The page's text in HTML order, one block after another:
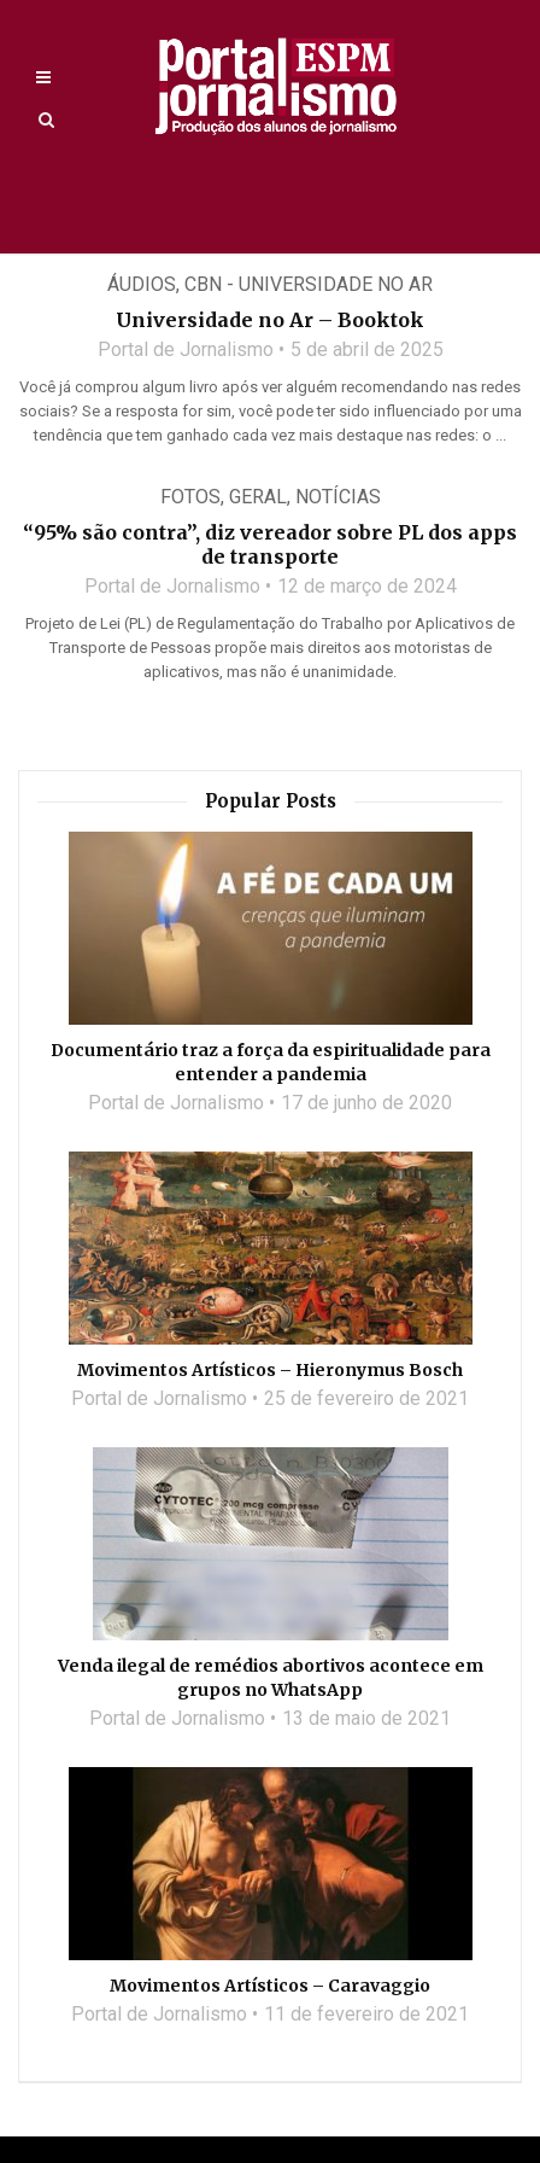
ÁUDIOS, CBN - UNIVERSIDADE NO AR
Universidade no Ar – Booktok
Portal de Jornalismo 5 de abril de 2025
Você já comprou algum livro após ver alguém recomendando nas redes
sociais? Se a resposta for sim, você pode ter sido influenciado por uma
tendência que tem ganhado cada vez mais destaque nas redes: o ...
FOTOS, GERAL, NOTÍCIAS
“95% são contra”, diz vereador sobre PL dos apps
de transporte
Portal de Jornalismo 12 de março de 2024
Projeto de Lei (PL) de Regulamentação do Trabalho por Aplicativos de
Transporte de Pessoas propõe mais direitos aos motoristas de
aplicativos, mas não é unanimidade.
Popular Posts
Documentário traz a força da espiritualidade para
entender a pandemia
Portal de Jornalismo 17 de junho de 2020
Movimentos Artísticos – Hieronymus Bosch
Portal de Jornalismo 25 de fevereiro de 2021
Venda ilegal de remédios abortivos acontece em
grupos no WhatsApp
Portal de Jornalismo 13 de maio de 2021
Movimentos Artísticos – Caravaggio
Portal de Jornalismo 11 de fevereiro de 2021